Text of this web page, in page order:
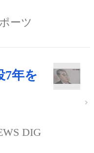
ーツ
7年を
DIG